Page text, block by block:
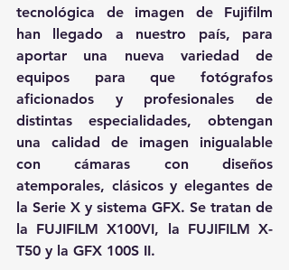
tecnológica de imagen de Fujifilm
han llegado a nuestro país, para
aportar una nueva variedad de
equipos para que fotógrafos
aficionados y profesionales de
distintas especialidades, obtengan
una calidad de imagen inigualable
con cámaras con diseños
atemporales, clásicos y elegantes de
la Serie X y sistema GFX. Se tratan de
la FUJIFILM X100VI, la FUJIFILM X-
T50 y la GFX 100S II.